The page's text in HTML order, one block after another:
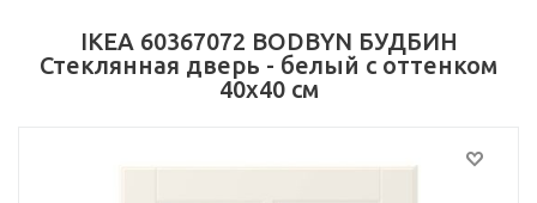
IKEA 60367072 BODBYN БУДБИН
Стеклянная дверь - белый с оттенком
40x40 см